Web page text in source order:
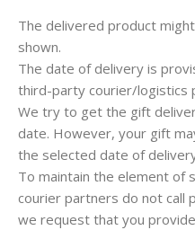
The delivered product
shown.
The date of delivery is
third-party courier/logistics
We try to get the gift
date. However, your gift
the selected date of
To maintain the element of
courier partners do not call
we request that you